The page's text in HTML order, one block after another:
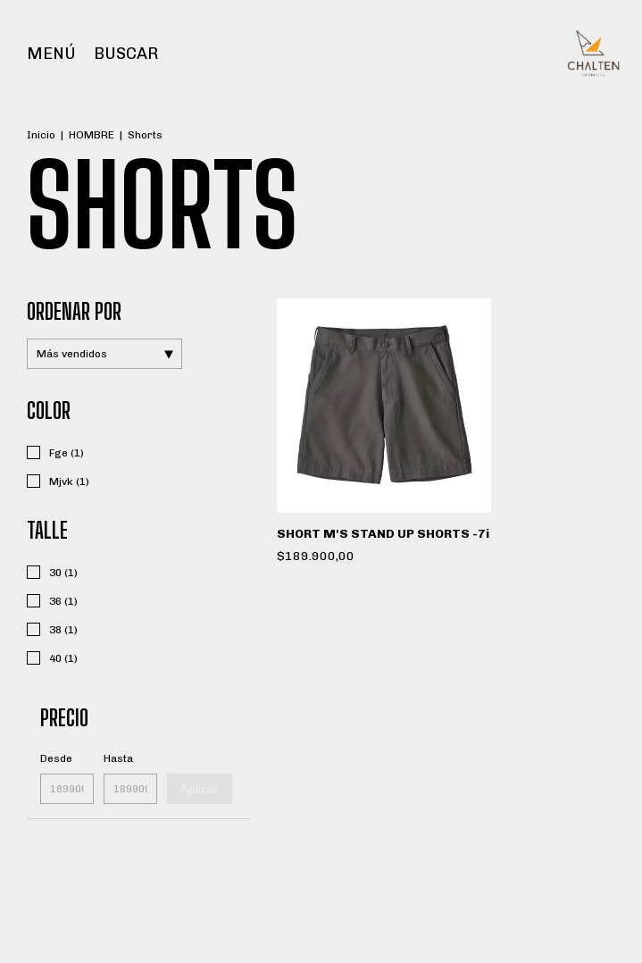
MENÚ BUSCAR
Inicio | HOMBRE | Shorts
SHORTS
ORDENAR POR
COLOR
Fge (1)
Mjvk (1)
TALLE
30 (1)
36 (1)
38 (1)
40 (1)
PRECIO
Desde Hasta
SHORT M'S STAND UP SHORTS -7i
$189.900,00